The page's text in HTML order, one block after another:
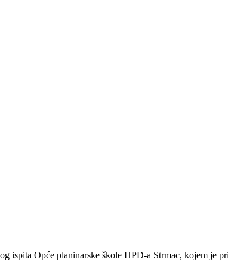
ispita Opće planinarske škole HPD-a Strmac, kojem je